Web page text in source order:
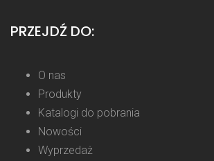
PRZEJDŹ DO:
O nas
Produkty
Katalogi do pobrania
Nowości
Wyprzedaż